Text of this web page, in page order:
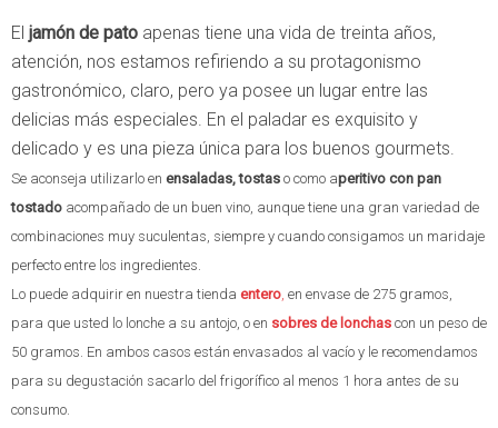
El jamón de pato apenas tiene una vida de treinta años,
atención, nos estamos refiriendo a su protagonismo
gastronómico, claro, pero ya posee un lugar entre las
delicias más especiales. En el paladar es exquisito y
delicado y es una pieza única para los buenos gourmets.
Se aconseja utilizarlo en ensaladas, tostas o como aperitivo con pan
tostado acompañado de un buen vino, aunque tiene una gran variedad de
combinaciones muy suculentas, siempre y cuando consigamos un maridaje
perfecto entre los ingredientes.
Lo puede adquirir en nuestra tienda entero, en envase de 275 gramos,
para que usted lo lonche a su antojo, o en sobres de lonchas con un peso de
50 gramos. En ambos casos están envasados al vacío y le recomendamos
para su degustación sacarlo del frigorífico al menos 1 hora antes de su
consumo.